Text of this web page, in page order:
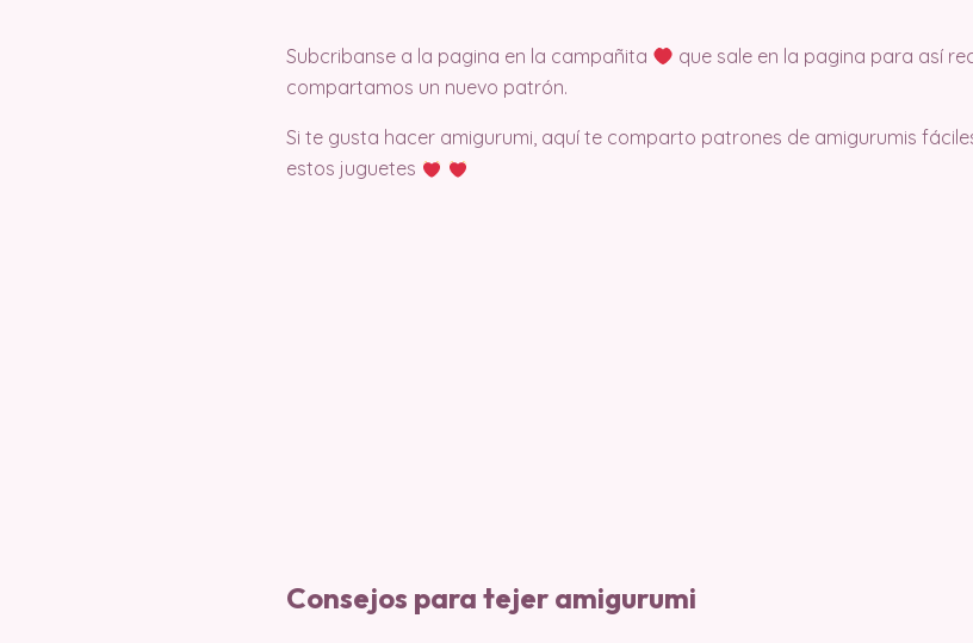
Subcribanse a la pagina en la campañita
que sale en la pagina para así
compartamos un nuevo patrón.
Si te gusta hacer amigurumi, aquí te comparto patrones de amigurumis
estos juguetes
Consejos para tejer amigurumi